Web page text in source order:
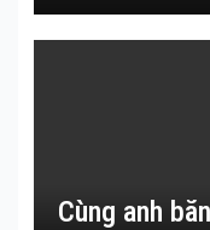
Cùng anh